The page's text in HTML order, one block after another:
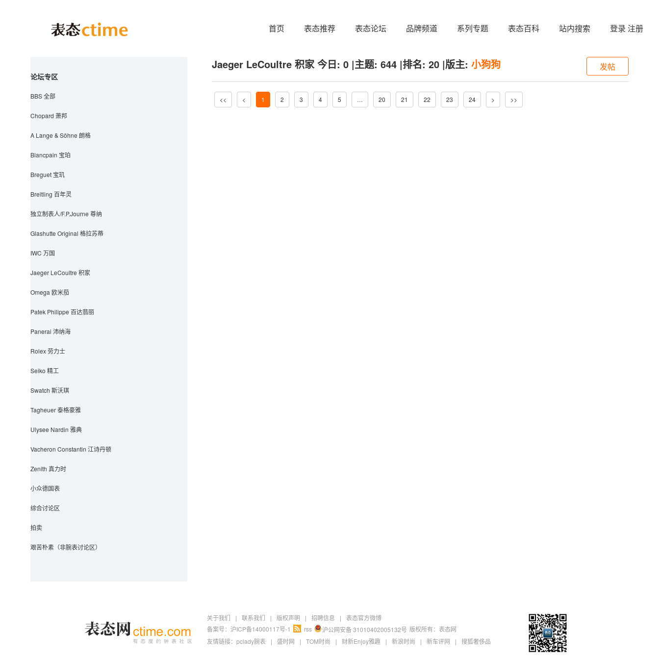
首页 表态推荐 表态论坛 品牌频道 系列专题 表态百科 站内搜索 登录 注册
论坛专区
BBS 全部
Chopard 萧邦
A Lange & Söhne 朗格
Blancpain 宝珀
Breguet 宝玑
Breitling 百年灵
独立制表人/F.P.Journe 尊纳
Glashutte Original 格拉苏蒂
IWC 万国
Jaeger LeCoultre 积家
Omega 欧米茄
Patek Philippe 百达翡丽
Panerai 沛纳海
Rolex 劳力士
Seiko 精工
Swatch 斯沃琪
Tagheuer 泰格豪雅
Ulysee Nardin 雅典
Vacheron Constantin 江诗丹顿
Zenith 真力时
小众德国表
综合讨论区
拍卖
艰苦朴素（非腕表讨论区）
发帖
Jaeger LeCoultre 积家今日: 0 |主题: 644 |排名: 20 |版主: 小狗狗
<< < 1 2 3 4 5 … 20 21 22 23 24 > >>
关于我们 | 联系我们 | 版权声明 | 招聘信息 |
表态官方微博
版权所有：表态网
备案号：沪ICP备14000117号-1 rss
沪公网安备 31010402005132号
友情链接： pclady腕表 | 盛时网 | TOM时尚 | 财新Enjoy雅趣 | 新浪时尚 | 新车评网 | 搜狐奢侈品